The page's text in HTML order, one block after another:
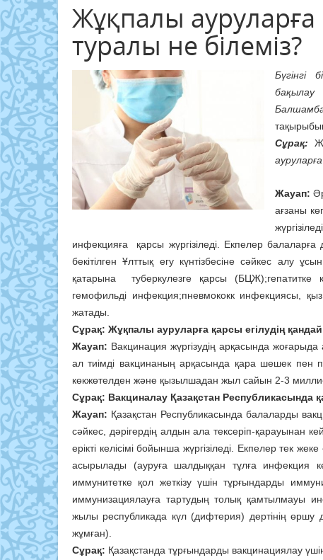
Жұқпалы
туралы не білеміз?
Бүгінгі
Сұрақ:
Жауап:
ағзаны
инфекцияға қарсы жүргізіледі. Екпелер
бекітілген Ұлттық егу күнтізбесіне сәйкес алу
қатарына туберкулезге қарсы (БЦЖ);гепатитке
гемофильді инфекция;пневмококк инфекциясы,
жатады.
Сұрақ: Жұқпалы ауруларға қарсы егілудің
Жауап: Вакцинация жүргізудің арқасында
ал тиімді вакцинаның арқасында қара шешек пен
көкжөтелден және қызылшадан жыл сайын 2-3
Сұрақ: Вакциналау Қазақстан Республикасында
Жауап: Қазақстан Республикасында балаларды
сәйкес, дәрігердің алдын ала тексеріп-қарауынан
ерікті келісімі бойынша жүргізіледі. Екпелер тек
асырылады (ауруға шалдыққан тұлға инфекция
иммунитетке қол жеткізу үшін тұрғындарды
иммунизациялауға тартудың толық қамтылмауы
жылы республикада күл (дифтерия) дертінің өршу
жұмған).
Сұрақ: Қазақстанда тұрғындарды вакцинациялау